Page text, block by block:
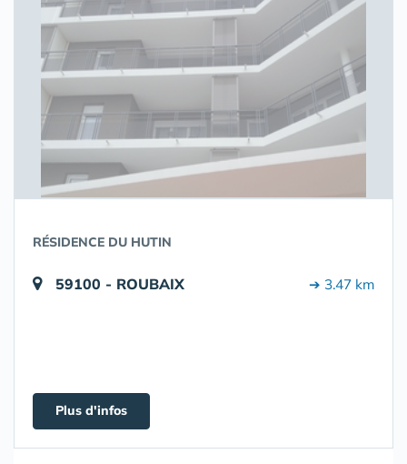
RÉSIDENCE DU HUTIN
59100 - ROUBAIX ➔ 3.47 km
Plus d'infos